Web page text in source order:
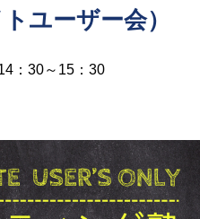
ユーザー会）
：30～15：30